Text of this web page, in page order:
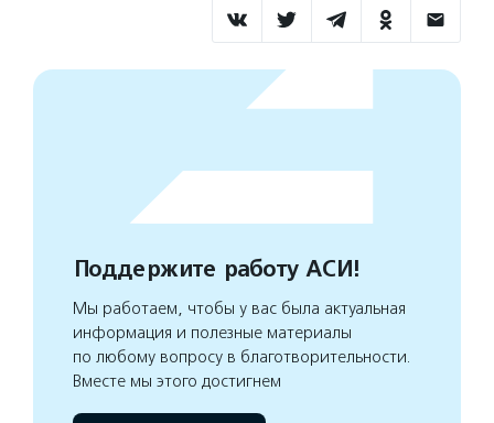
Поддержите работу АСИ!
Мы работаем, чтобы у вас была актуальная
информация и полезные материалы
по любому вопросу в благотворительности.
Вместе мы этого достигнем